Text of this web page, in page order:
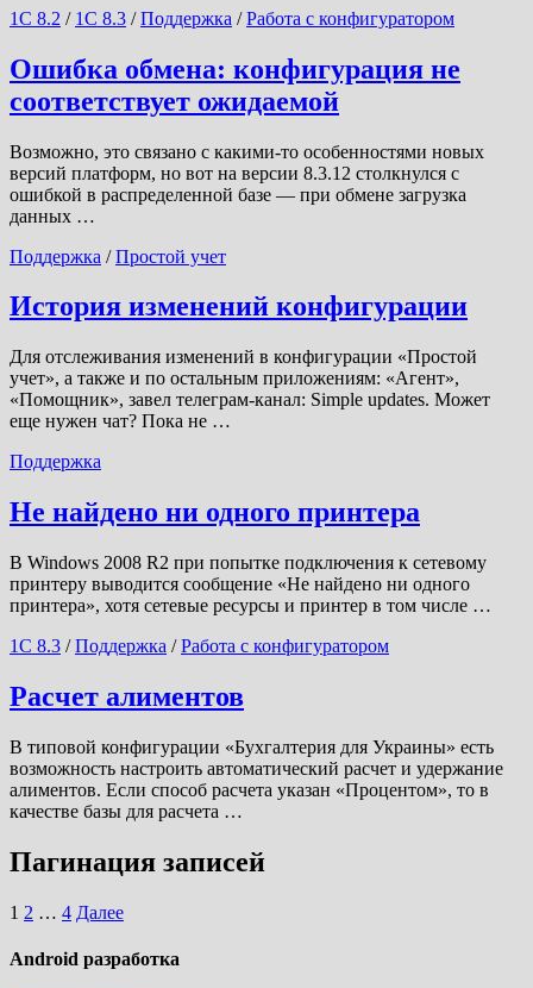
1С 8.2 / 1С 8.3 /Поддержка /Работа с конфигуратором
Ошибка обмена: конфигурация не
соответствует ожидаемой
Возможно, это связано с какими-то особенностями новых
версий платформ, но вот на версии 8.3.12 столкнулся с
ошибкой в распределенной базе — при обмене загрузка
данных …
Поддержка /Простой учет
История изменений конфигурации
Для отслеживания изменений в конфигурации «Простой
учет», а также и по остальным приложениям: «Агент»,
«Помощник», завел телеграм-канал: Simple updates. Может
еще нужен чат? Пока не …
Поддержка
Не найдено ни одного принтера
В Windows 2008 R2 при попытке подключения к сетевому
принтеру выводится сообщение «Не найдено ни одного
принтера», хотя сетевые ресурсы и принтер в том числе …
1С 8.3 /Поддержка /Работа с конфигуратором
Расчет алиментов
В типовой конфигурации «Бухгалтерия для Украины» есть
возможность настроить автоматический расчет и удержание
алиментов. Если способ расчета указан «Процентом», то в
качестве базы для расчета …
Пагинация записей
1 2 … 4 Далее
Android разработка